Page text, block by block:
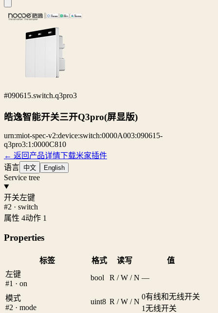
#090615.switch.q3pro3
皓逸智能开关三开Q3pro(屏显版)
urn:miot-spec-v2:device:switch:0000A003:090615-
q3pro3:1:0000C810
← 返回产品详情下载米家插件
语言 中文 English
Service tree
开关左键
#2 · switch
属性 4动作 1
Properties
标签 格式 读写
值
左键
#1 · on
bool R / W / N —
模式
#2 · mode
uint8 R / W / N
0有线和无线开关
1无线开关